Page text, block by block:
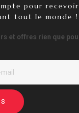
pour recevoir
tout le monde !
et offres rien que